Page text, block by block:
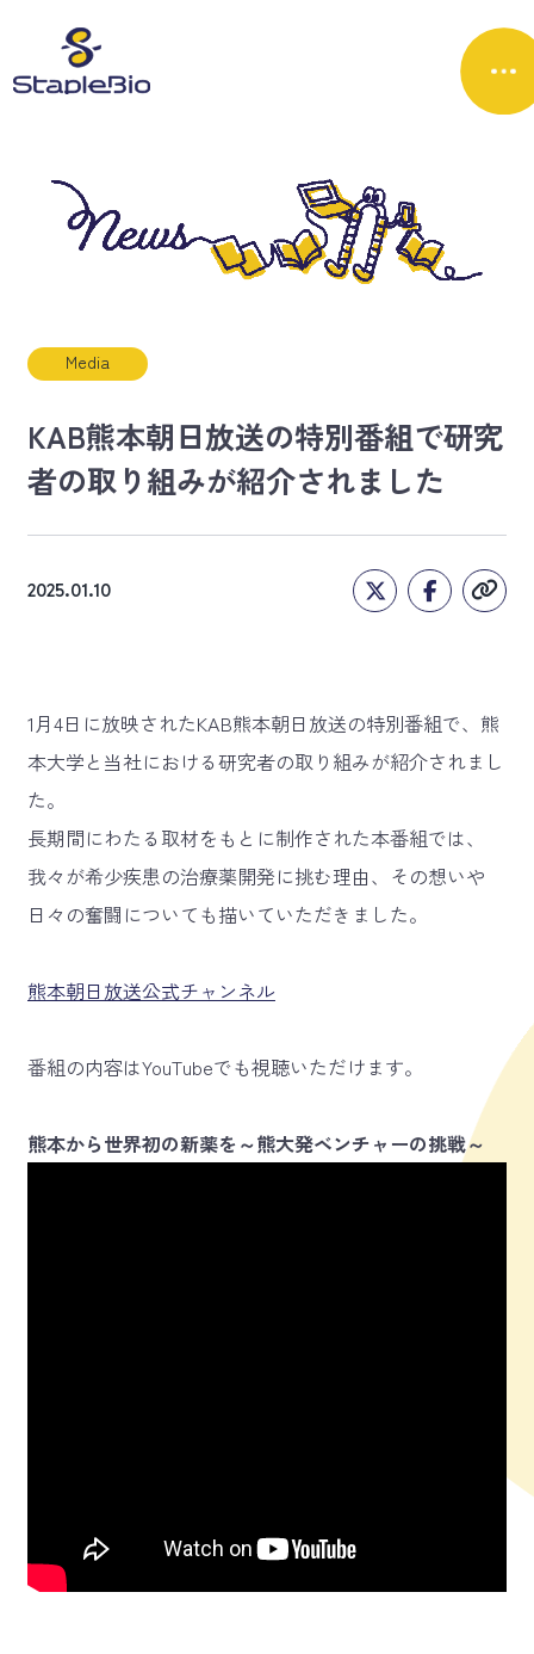
Media
KAB熊本朝日放送の特別番組で研究
者の取り組みが紹介されました
2025.01.10
1月4日に放映されたKAB熊本朝日放送の特別番組で、熊
本大学と当社における研究者の取り組みが紹介されまし
た。
長期間にわたる取材をもとに制作された本番組では、
我々が希少疾患の治療薬開発に挑む理由、その想いや
日々の奮闘についても描いていただきました。
熊本朝日放送公式チャンネル
番組の内容はYouTubeでも視聴いただけます。
熊本から世界初の新薬を～熊大発ベンチャーの挑戦～